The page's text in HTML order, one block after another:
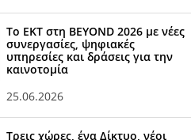
Το ΕΚΤ στη BEYOND 2026 με νέες
συνεργασίες, ψηφιακές
υπηρεσίες και δράσεις για την
καινοτομία
25.06.2026
Τρεις χώρες, ένα Δίκτυο, νέοι